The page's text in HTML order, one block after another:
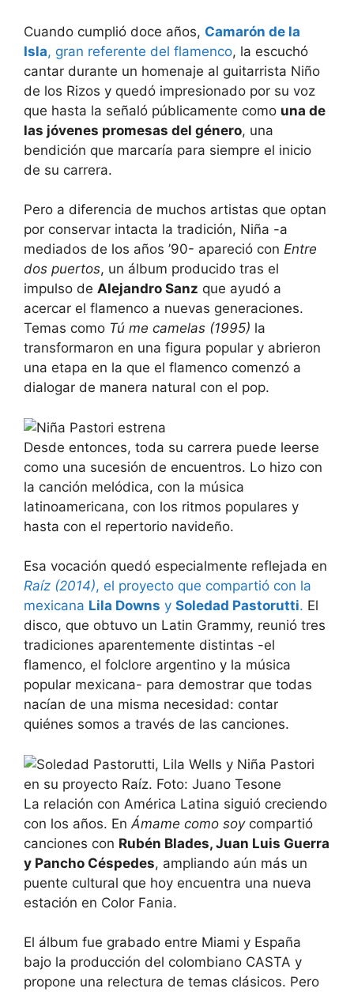
Cuando cumplió doce años, Camarón de la
Isla, gran referente del flamenco, la escuchó
cantar durante un homenaje al guitarrista Niño
de los Rizos y quedó impresionado por su voz
que hasta la señaló públicamente como una de
las jóvenes promesas del género, una
bendición que marcaría para siempre el inicio
de su carrera.
Pero a diferencia de muchos artistas que optan
por conservar intacta la tradición, Niña -a
mediados de los años ’90- apareció con Entre
dos puertos, un álbum producido tras el
impulso de Alejandro Sanz que ayudó a
acercar el flamenco a nuevas generaciones.
Temas como Tú me camelas (1995) la
transformaron en una figura popular y abrieron
una etapa en la que el flamenco comenzó a
dialogar de manera natural con el pop.
Desde entonces, toda su carrera puede leerse
como una sucesión de encuentros. Lo hizo con
la canción melódica, con la música
latinoamericana, con los ritmos populares y
hasta con el repertorio navideño.
Esa vocación quedó especialmente reflejada en
Raíz (2014), el proyecto que compartió con la
mexicana Lila Downs y Soledad Pastorutti. El
disco, que obtuvo un Latin Grammy, reunió tres
tradiciones aparentemente distintas -el
flamenco, el folclore argentino y la música
popular mexicana- para demostrar que todas
nacían de una misma necesidad: contar
quiénes somos a través de las canciones.
La relación con América Latina siguió creciendo
con los años. En Ámame como soycompartió
canciones con Rubén Blades, Juan Luis Guerra
y Pancho Céspedes, ampliando aún más un
puente cultural que hoy encuentra una nueva
estación en Color Fania.
El álbum fue grabado entre Miami y España
bajo la producción del colombiano CASTA y
propone una relectura de temas clásicos. Pero